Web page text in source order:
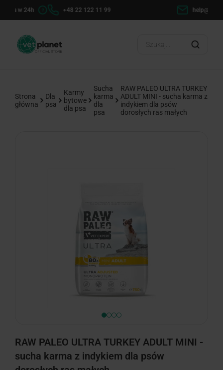
+48 22 122 11 99 help@vetexpert.pl
Strona
główna
Dla
psa
Karmy
bytowe
dla psa
Sucha
karma
dla
psa
RAW PALEO ULTRA TURKEY
ADULT MINI - sucha karma z
indykiem dla psów
dorosłych ras małych
RAW PALEO ULTRA TURKEY ADULT MINI -
sucha karma z indykiem dla psów